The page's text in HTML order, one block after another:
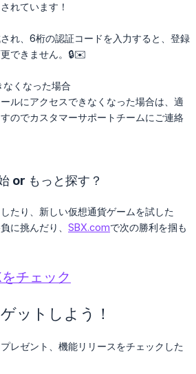
れています！
れ、6桁の認証コードを入力すると、登録
できません。🔒✉️
くなった場合
ルにアクセスできなくなった場合は、適
のでカスタマーサポートチームにご連絡
or もっと探す？
たり、新しい仮想通貨ゲームを試した
に挑んだり、 SBX.comで次の勝利を掴も
チェック
ットしよう！
レゼント、機能リリースをチェックした